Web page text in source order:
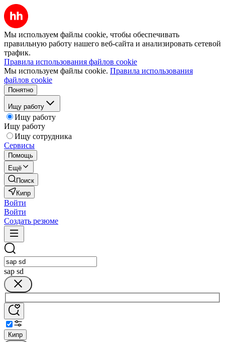
Мы используем файлы cookie, чтобы обеспечивать
правильную работу нашего веб-сайта и анализировать сетевой
трафик.
Правила использования файлов cookie
Мы используем файлы cookie. Правила использования
файлов cookie
Понятно
Ищу работу
Ищу работу
Ищу работу
Ищу сотрудника
Сервисы
Помощь
Ещё
Поиск
Кипр
Войти
Войти
Создать резюме
sap sd
Кипр